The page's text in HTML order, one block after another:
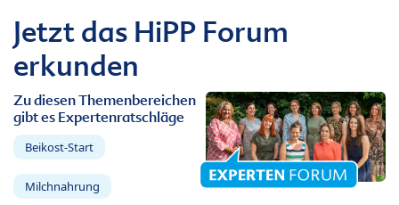
Jetzt das HiPP Forum
erkunden
Zu diesen Themenbereichen
gibt es Expertenratschläge
Beikost-Start
Milchnahrung